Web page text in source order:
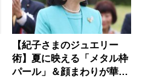
【紀子さまのジュエリー
術】夏に映える「メタル枠
パール」＆顔まわりが華や